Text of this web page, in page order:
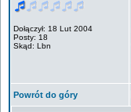
Dołączył: 18 Lut 2004
Posty: 18
Skąd: Lbn
Powrót do góry